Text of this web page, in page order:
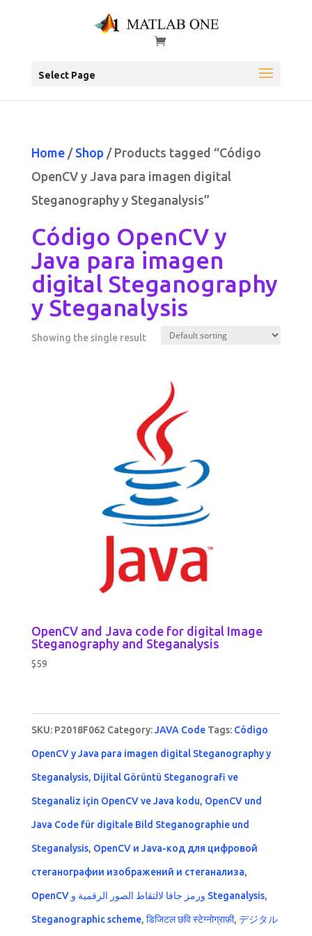
Select Page
Home/ Shop/ Products tagged “Código
OpenCV y Java para imagen digital
Steganography y Steganalysis”
Código OpenCV y
Java para imagen
digital Steganography
y Steganalysis
Showing the single result
OpenCV and Java code for digital Image
Steganography and Steganalysis
$59
SKU: P2018F062 Category:JAVA Code Tags: Código
OpenCV y Java para imagen digital Steganography y
Steganalysis, Dijital Görüntü Steganografi ve
Steganaliz için OpenCV ve Java kodu, OpenCV und
Java Code für digitale Bild Steganographie und
Steganalysis, OpenCV и Java-код для цифровой
стеганографии изображений и стеганализа,
OpenCV ورمز جافا لالتقاط الصور الرقمية و Steganalysis,
Steganographic scheme, डिजिटल छवि स्टेग्नोग्राफ़ी, デジタル